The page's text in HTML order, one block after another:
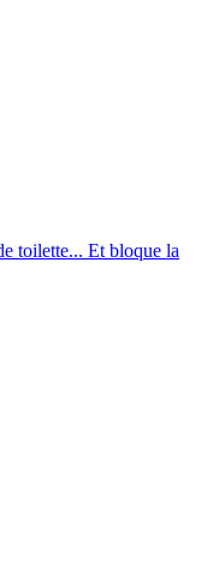
toilette... Et bloque la